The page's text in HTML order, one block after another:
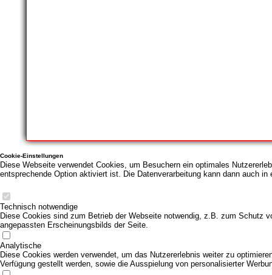
Cookie-Einstellungen
Diese Webseite verwendet Cookies, um Besuchern ein optimales
entsprechende Option aktiviert ist. Die Datenverarbeitung kann dann auch
Technisch notwendige
Diese Cookies sind zum Betrieb der Webseite notwendig, z.B. zum Schutz
angepassten Erscheinungsbilds der Seite.
Analytische
Diese Cookies werden verwendet, um das Nutzererlebnis weiter zu
Verfügung gestellt werden, sowie die Ausspielung von personalisierter